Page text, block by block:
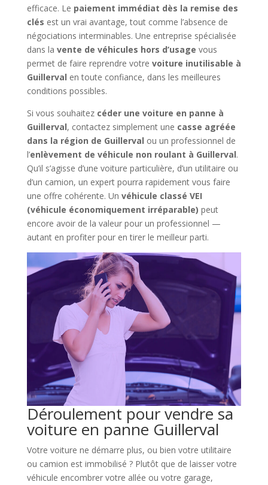
efficace. Le paiement immédiat dès la remise des
clés est un vrai avantage, tout comme l’absence de
négociations interminables. Une entreprise spécialisée
dans la vente de véhicules hors d’usage vous
permet de faire reprendre votre voiture inutilisable à
Guillerval en toute confiance, dans les meilleures
conditions possibles.
Si vous souhaitez céder une voiture en panne à
Guillerval, contactez simplement une casse agréée
dans la région de Guillerval ou un professionnel de
l’enlèvement de véhicule non roulant à Guillerval.
Qu’il s’agisse d’une voiture particulière, d’un utilitaire ou
d’un camion, un expert pourra rapidement vous faire
une offre cohérente. Un véhicule classé VEI
(véhicule économiquement irréparable) peut
encore avoir de la valeur pour un professionnel —
autant en profiter pour en tirer le meilleur parti.
Déroulement pour vendre sa
voiture en panne Guillerval
Votre voiture ne démarre plus, ou bien votre utilitaire
ou camion est immobilisé ? Plutôt que de laisser votre
véhicule encombrer votre allée ou votre garage,